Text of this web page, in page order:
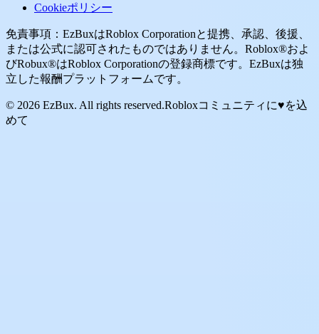
Cookieポリシー
免責事項：EzBuxはRoblox Corporationと提携、承認、後援、
または公式に認可されたものではありません。Roblox®およ
びRobux®はRoblox Corporationの登録商標です。EzBuxは独
立した報酬プラットフォームです。
© 2026 EzBux. All rights reserved.Robloxコミュニティに♥を込
めて